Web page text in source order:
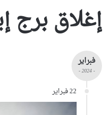
إغلاق برج
فبراير
- 2024 -
22 فبراير